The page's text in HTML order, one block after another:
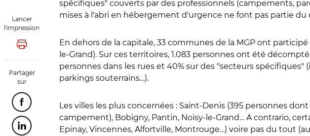
Lancer
l'impression
Lancer l'impression
Partager
sur
Partager cette page sur Facebook
Partager cette page sur Linkedin
spécifiques" couverts par des professionnels (campements,
mises à l'abri en hébergement d'urgence ne font pas partie du
En dehors de la capitale, 33 communes de la MGP ont
le-Grand). Sur ces territoires, 1.083 personnes ont été
personnes dans les rues et 40% sur des "secteurs
parkings souterrains…).
Les villes les plus concernées : Saint-Denis (395 personnes dont
campement), Bobigny, Pantin, Noisy-le-Grand… A contrario,
Epinay, Vincennes, Alfortville, Montrouge…) voire pas du tout